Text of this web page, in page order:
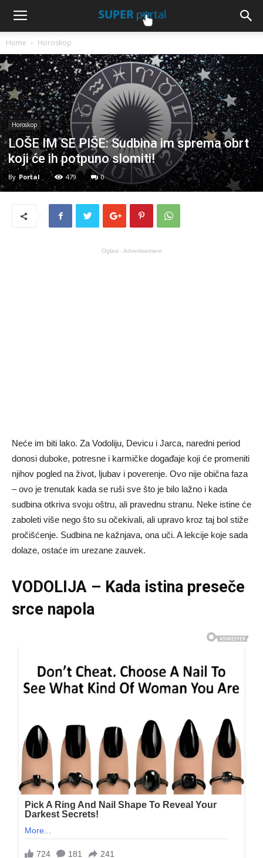
Home Horoskop
Horoskop
LOŠE IM SE PIŠE: Sudbina im sprema obrt
koji će ih potpuno slomiti!
By Portal 479 0
Oglasi - Advertisement
Neće im biti lako. Za Vodoliju, Devicu i Jarca, naredni period
donosi duboke, potresne i karmičke događaje koji će promeniti
njihov pogled na život, ljubav i poverenje. Ovo nije obična faza
– ovo je trenutak kada se ruši sve što je bilo lažno i kada
sudbina otkriva svoju oštru, ali pravednu stranu. Neke istine će
zaboleti više nego što su očekivali, ali upravo kroz taj bol stiže
pročišćenje. Sudbina ne kažnjava, ona uči. A lekcije koje sada
dolaze, ostaće im urezane zauvek.
VODOLIJA – Kada istina preseče
srce napola